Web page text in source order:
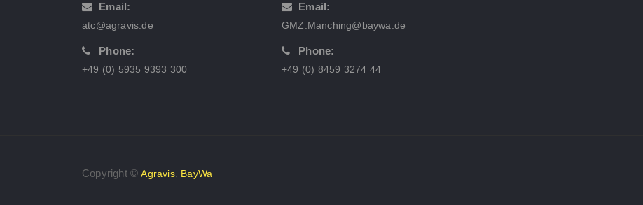
Email:
atc@agravis.de
Phone:
+49 (0) 5935 9393 300
Email:
GMZ.Manching@baywa.de
Phone:
+49 (0) 8459 3274 44
Copyright ©Agravis, BayWa